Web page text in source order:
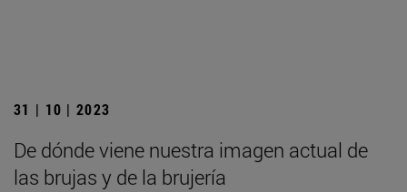
31 | 10 | 2023
De dónde viene nuestra imagen actual de
las brujas y de la brujería